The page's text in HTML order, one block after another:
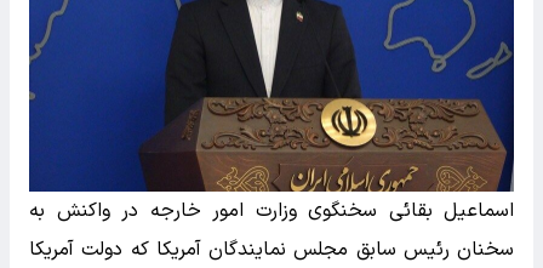
اسماعیل بقائی سخنگوی وزارت امور خارجه در واکنش به
سخنان رئیس سابق مجلس نمایندگان آمریکا که دولت آمریکا